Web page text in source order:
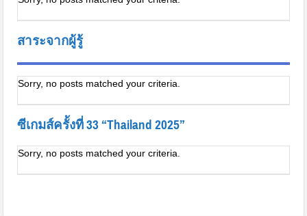
สาระจากผู้รู้
Sorry, no posts matched your criteria.
ซีเกมส์ครั้งที่ 33 “Thailand 2025”
Sorry, no posts matched your criteria.